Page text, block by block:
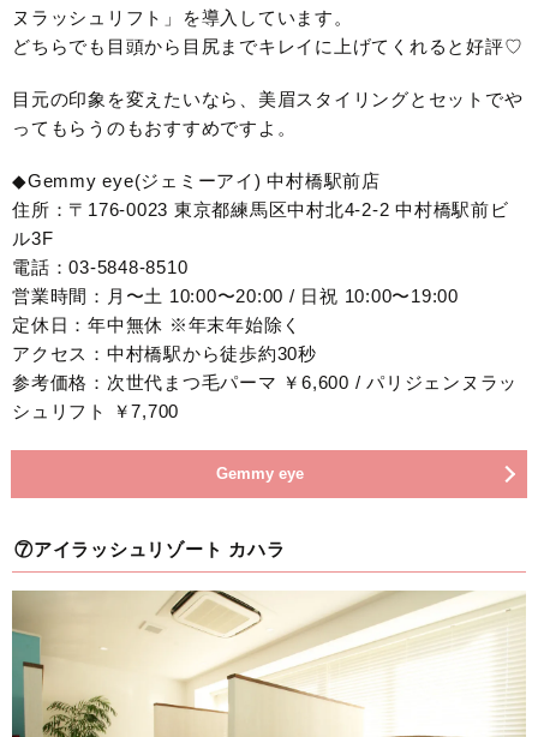
ヌラッシュリフト」を導入しています。
どちらでも目頭から目尻までキレイに上げてくれると好評♡
目元の印象を変えたいなら、美眉スタイリングとセットでや
ってもらうのもおすすめですよ。
◆Gemmy eye(ジェミーアイ) 中村橋駅前店
住所：〒176-0023 東京都練馬区中村北4-2-2 中村橋駅前ビ
ル3F
電話：03-5848-8510
営業時間：月〜土 10:00〜20:00 / 日祝 10:00〜19:00
定休日：年中無休 ※年末年始除く
アクセス：中村橋駅から徒歩約30秒
参考価格：次世代まつ毛パーマ ￥6,600 / パリジェンヌラッ
シュリフト ￥7,700
Gemmy eye
⑦アイラッシュリゾート カハラ